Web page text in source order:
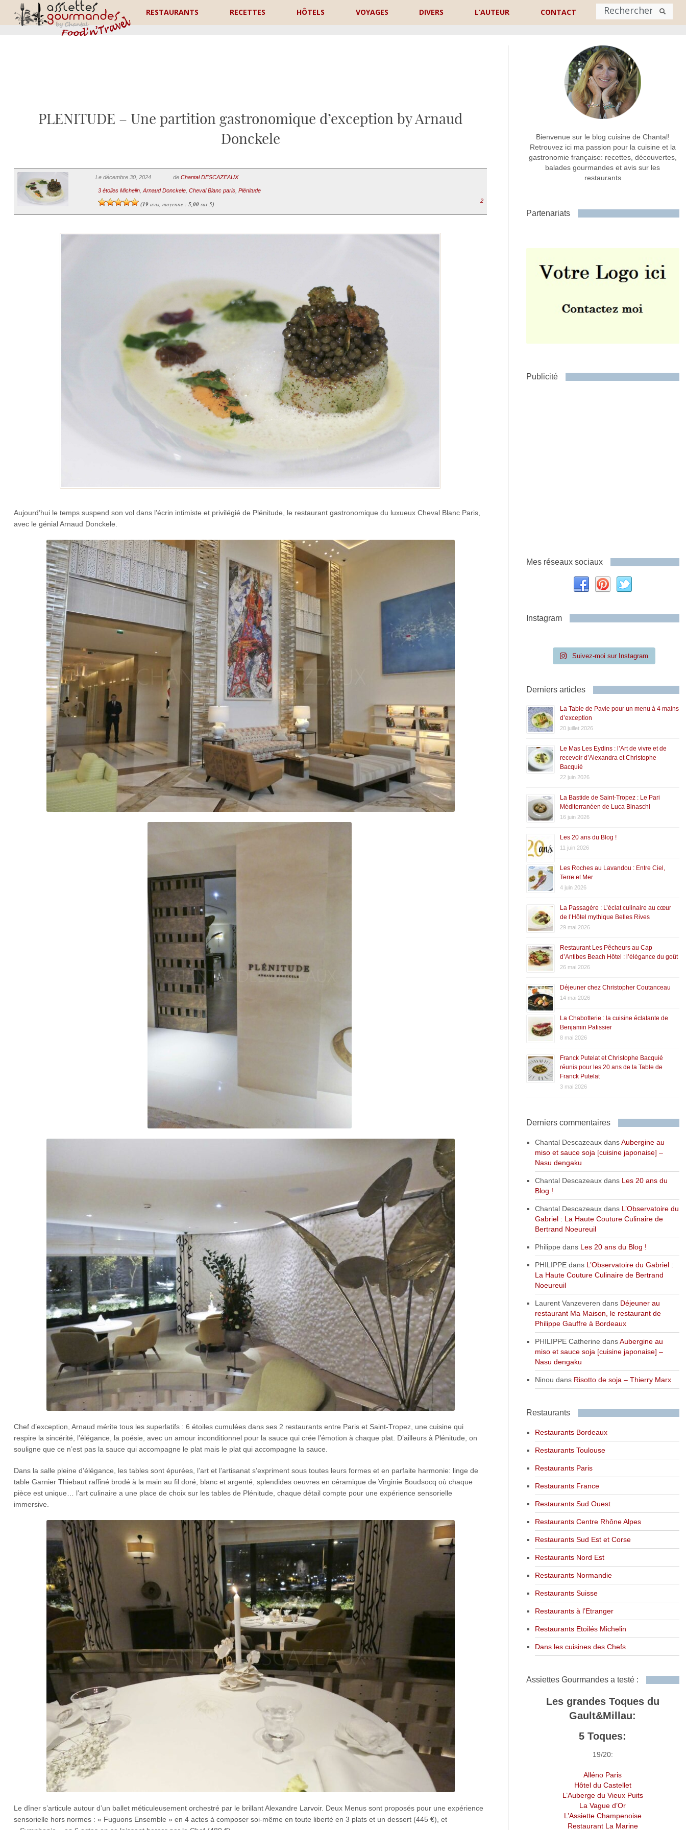
RESTAURANTS RECETTES HÔTELS VOYAGES DIVERS L’AUTEUR CONTACT
Nom
Commentaire ou message *
PLENITUDE – Une partition gastronomique d’exception by Arnaud
Donckele
Le décembre 30, 2024 de Chantal DESCAZEAUX
3 étoiles Michelin, Arnaud Donckele, Cheval Blanc paris, Plénitude
(19avis, moyenne : 5,00sur 5)
2
Aujourd’hui le temps suspend son vol dans l’écrin intimiste et privilégié de Plénitude, le restaurant gastronomique du luxueux Cheval Blanc Paris,
avec le génial Arnaud Donckele.
Chef d’exception, Arnaud mérite tous les superlatifs : 6 étoiles cumulées dans ses 2 restaurants entre Paris et Saint-Tropez, une cuisine qui
respire la sincérité, l’élégance, la poésie, avec un amour inconditionnel pour la sauce qui crée l’émotion à chaque plat. D’ailleurs à Plénitude, on
souligne que ce n’est pas la sauce qui accompagne le plat mais le plat qui accompagne la sauce.
Dans la salle pleine d’élégance, les tables sont épurées, l’art et l’artisanat s’expriment sous toutes leurs formes et en parfaite harmonie: linge de
table Garnier Thiebaut raffiné brodé à la main au fil doré, blanc et argenté, splendides oeuvres en céramique de Virginie Boudsocq où chaque
pièce est unique… l’art culinaire a une place de choix sur les tables de Plénitude, chaque détail compte pour une expérience sensorielle
immersive.
Le dîner s’articule autour d’un ballet méticuleusement orchestré par le brillant Alexandre Larvoir. Deux Menus sont proposés pour une expérience
sensorielle hors normes : « Fuguons Ensemble » en 4 actes à composer soi-même en toute liberté en 3 plats et un dessert (445 €), et
Bienvenue sur le blog cuisine de Chantal!
Retrouvez ici ma passion pour la cuisine et la
gastronomie française: recettes, découvertes,
balades gourmandes et avis sur les
restaurants
Partenariats
Publicité
Mes réseaux sociaux
Instagram
Suivez-moi sur Instagram
Derniers articles
La Table de Pavie pour un menu à 4 mains
d’exception
20 juillet 2026
Le Mas Les Eydins : l’Art de vivre et de
recevoir d’Alexandra et Christophe
Bacquié
22 juin 2026
La Bastide de Saint-Tropez : Le Pari
Méditerranéen de Luca Binaschi
16 juin 2026
Les 20 ans du Blog !
11 juin 2026
Les Roches au Lavandou : Entre Ciel,
Terre et Mer
4 juin 2026
La Passagère : L’éclat culinaire au cœur
de l’Hôtel mythique Belles Rives
29 mai 2026
Restaurant Les Pêcheurs au Cap
d’Antibes Beach Hôtel : l’élégance du goût
26 mai 2026
Déjeuner chez Christopher Coutanceau
14 mai 2026
La Chabotterie : la cuisine éclatante de
Benjamin Patissier
8 mai 2026
Franck Putelat et Christophe Bacquié
réunis pour les 20 ans de la Table de
Franck Putelat
3 mai 2026
Derniers commentaires
Chantal DescazeauxdansAubergine au
miso et sauce soja [cuisine japonaise] –
Nasu dengaku
Chantal Descazeauxdans Les 20 ans du
Blog !
Chantal Descazeauxdans L’Observatoire du
Gabriel : La Haute Couture Culinaire de
Bertrand Noeureuil
Philippe dans Les 20 ans du Blog !
PHILIPPEdans L’Observatoire du Gabriel :
La Haute Couture Culinaire de Bertrand
Noeureuil
Laurent Vanzeveren dans Déjeuner au
restaurant Ma Maison, le restaurant de
Philippe Gauffre à Bordeaux
PHILIPPE Catherine dansAubergine au
miso et sauce soja [cuisine japonaise] –
Nasu dengaku
Ninou dans Risotto de soja – Thierry Marx
Restaurants
Restaurants Bordeaux
Restaurants Toulouse
Restaurants Paris
Restaurants France
Restaurants Sud Ouest
Restaurants Centre Rhône Alpes
Restaurants Sud Est et Corse
Restaurants Nord Est
Restaurants Normandie
Restaurants Suisse
Restaurants à l’Etranger
Restaurants Etoilés Michelin
Dans les cuisines des Chefs
Assiettes Gourmandes a testé :
Les grandes Toques du
Gault&Millau:
5 Toques:
19/20:
Alléno Paris
Hôtel du Castellet
L’Auberge du Vieux Puits
La Vague d’Or
L’Assiette Champenoise
Restaurant La Marine